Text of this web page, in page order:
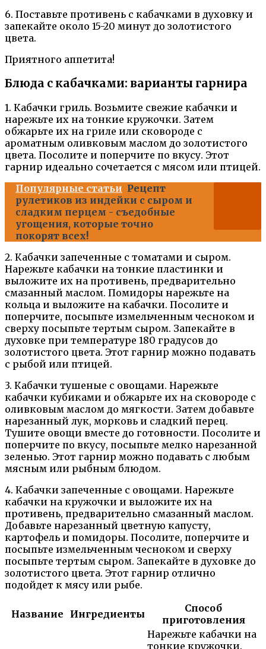
6. Поставьте противень с кабачками в духовку и
запекайте около 15-20 минут до золотистого
цвета.
Приятного аппетита!
Блюда с кабачками: варианты гарнира
1. Кабачки гриль. Возьмите свежие кабачки и
нарежьте их на тонкие кружочки. Затем
обжарьте их на гриле или сковороде с
ароматным оливковым маслом до золотистого
цвета. Посолите и поперчите по вкусу. Этот
гарнир идеально сочетается с мясом или птицей.
Популярные статьи Рецепт
рулетиков из индейки с сыром и
сладким перцем - съедобные
угощения, которые точно
покорят всех!
2. Кабачки запеченные с томатами и сыром.
Нарежьте кабачки на тонкие пластинки и
выложите их на противень, предварительно
смазанный маслом. Помидоры нарежьте на
кольца и выложите на кабачки. Посолите и
поперчите, посыпьте измельченным чесноком и
сверху посыпьте тертым сыром. Запекайте в
духовке при температуре 180 градусов до
золотистого цвета. Этот гарнир можно подавать
с рыбой или птицей.
3. Кабачки тушеные с овощами. Нарежьте
кабачки кубиками и обжарьте их на сковороде с
оливковым маслом до мягкости. Затем добавьте
нарезанный лук, морковь и сладкий перец.
Тушите овощи вместе до готовности. Посолите и
поперчите по вкусу, посыпьте мелко нарезанной
зеленью. Этот гарнир можно подавать с любым
мясным или рыбным блюдом.
4. Кабачки запеченные с овощами. Нарежьте
кабачки на кружочки и выложите их на
противень, предварительно смазанный маслом.
Добавьте нарезанный цветную капусту,
картофель и помидоры. Посолите, поперчите и
посыпьте измельченным чесноком и сверху
посыпьте тертым сыром. Запекайте в духовке до
золотистого цвета. Этот гарнир отлично
подойдет к мясу или рыбе.
Название Ингредиенты
Способ
приготовления
Нарежьте кабачки на
тонкие кружочки.